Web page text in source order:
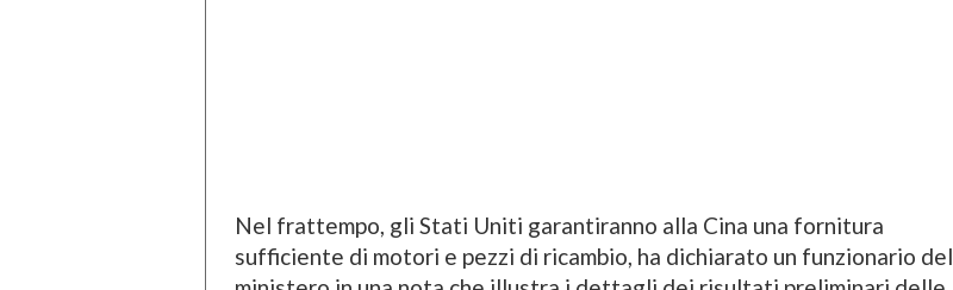
Nel frattempo, gli Stati Uniti garantiranno alla Cina una fornitura
sufficiente di motori e pezzi di ricambio, ha dichiarato un funzionario del